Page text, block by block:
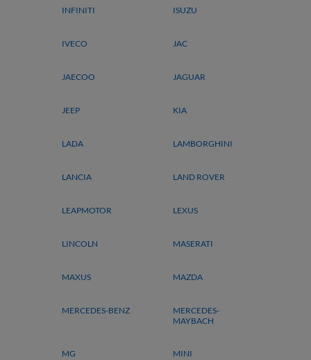
INFINITI ISUZU
IVECO JAC
JAECOO JAGUAR
JEEP KIA
LADA LAMBORGHINI
LANCIA LAND ROVER
LEAPMOTOR LEXUS
LINCOLN MASERATI
MAXUS MAZDA
MERCEDES-BENZ
MERCEDES-
MAYBACH
MG MINI